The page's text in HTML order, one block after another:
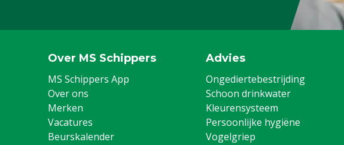
Over MS Schippers
MS Schippers App
Over ons
Merken
Vacatures
Beurskalender
Advies
Ongediertebestrijding
Schoon drinkwater
Kleurensysteem
Persoonlijke hygiëne
Vogelgriep